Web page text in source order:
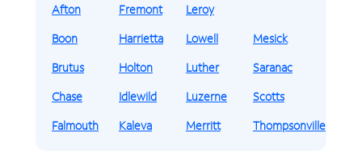
Afton
Boon
Brutus
Chase
Falmouth
Fremont
Harrietta
Holton
Idlewild
Kaleva
Leroy
Lowell
Luther
Luzerne
Merritt
Mesick
Saranac
Scotts
Thompsonville